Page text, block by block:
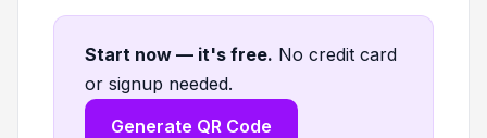
Start now — it's free. No credit card
or signup needed.
Generate QR Code